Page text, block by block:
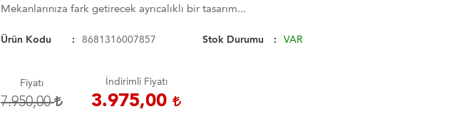
Mekanlarınıza fark getirecek ayrıcalıklı bir tasarım...
Ürün Kodu 8681316007857 Stok Durumu VAR
Fiyatı
7.950,00
İndirimli Fiyatı
3.975,00